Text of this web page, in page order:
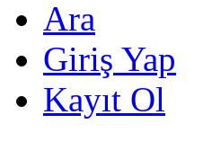
Ara
Giriş Yap
Kayıt Ol